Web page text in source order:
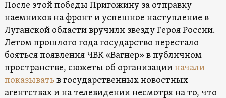
После этой победы Пригожину за отправку
наемников на фронт и успешное наступление в
Луганской области вручили звезду Героя России.
Летом прошлого года государство перестало
бояться появления ЧВК «Вагнер» в публичном
пространстве, сюжеты об организацииначали
показыватьв государственных новостных
агентствах и на телевидении несмотря на то, что